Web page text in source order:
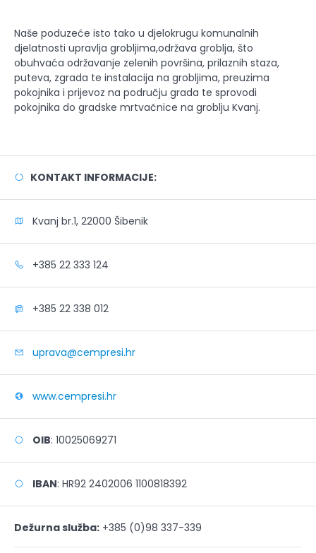
Naše poduzeće isto tako u djelokrugu komunalnih
djelatnosti upravlja grobljima,održava groblja, što
obuhvaća održavanje zelenih površina, prilaznih staza,
puteva, zgrada te instalacija na grobljima, preuzima
pokojnika i prijevoz na području grada te sprovodi
pokojnika do gradske mrtvačnice na groblju Kvanj.
KONTAKT INFORMACIJE:
Kvanj br.1, 22000 Šibenik
+385 22 333 124
+385 22 338 012
uprava@cempresi.hr
www.cempresi.hr
OIB: 10025069271
IBAN: HR92 2402006 1100818392
Dežurna služba: +385 (0)98 337-339